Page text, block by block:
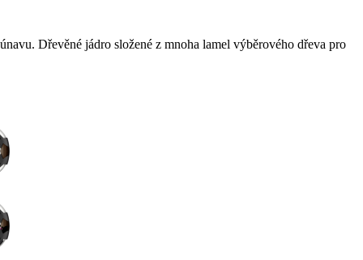
Dřevěné jádro složené z mnoha lamel výběrového dřeva pro